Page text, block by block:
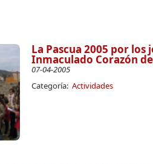
La Pascua 2005 por
Inmaculado Corazón
07-04-2005
Categoría: Actividades